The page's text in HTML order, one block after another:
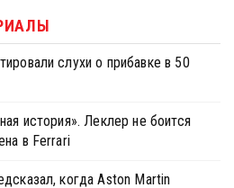
слухи о прибавке в 50
история». Леклер не боится
в Ferrari
когда Aston Martin